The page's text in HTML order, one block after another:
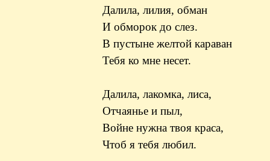
Далила, лилия, обман
И обморок до слез.
В пустыне желтой караван
Тебя ко мне несет.
Далила, лакомка, лиса,
Отчаянье и пыл,
Войне нужна твоя краса,
Чтоб я тебя любил.